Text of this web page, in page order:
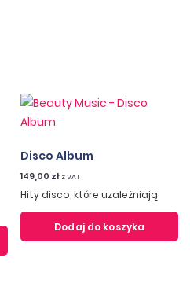
Disco Album
149,00 zł z VAT
Hity disco, które uzależniają
Dodaj do koszyka